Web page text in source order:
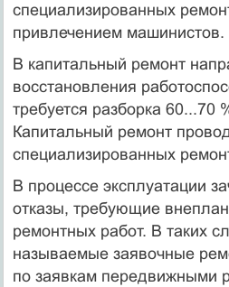
специализированных
привлечением машинистов.
В капитальный ремонт
восстановления
требуется разборка 60...70
Капитальный ремонт
специализированных
В процессе эксплуатации
отказы, требующие
ремонтных работ. В таких
называемые заявочные
по заявкам передвижными